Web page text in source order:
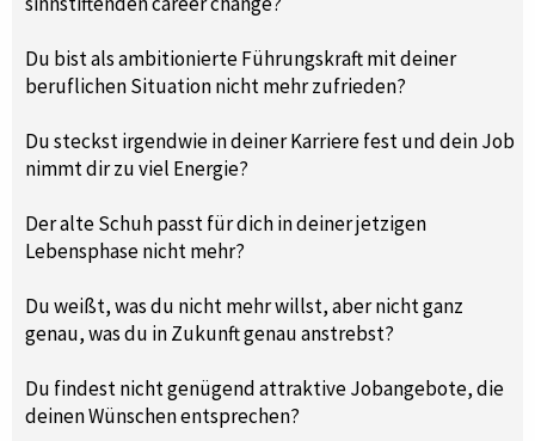
Du bist als ambitionierte Führungskraft mit deiner
beruflichen Situation nicht mehr zufrieden?
Du steckst irgendwie in deiner Karriere fest und dein Job
nimmt dir zu viel Energie?
Der alte Schuh passt für dich in deiner jetzigen
Lebensphase nicht mehr?
Du weißt, was du nicht mehr willst, aber nicht ganz
genau, was du in Zukunft genau anstrebst?
Du findest nicht genügend attraktive Jobangebote, die
deinen Wünschen entsprechen?